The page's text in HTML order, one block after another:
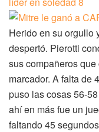
Herido en su orgullo
despertó. Pierotti
sus compañeros
marcador. A falta de
puso las cosas 56-
ahí en más fue un
faltando 45